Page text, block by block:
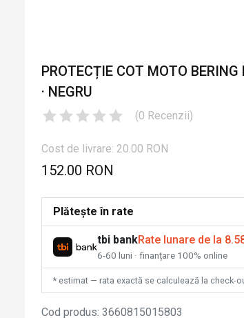
PROTECȚIE COT MOTO
· NEGRU
(0 Recenzii)
Cost de livrare: 20.00 RON
152.00 RON
Plătește în rate
tbi bankRate lunare de la
6-60 luni · finanțare 100% online
* estimat — rata exactă se calculează la check-
Cod produs: 3660815015803